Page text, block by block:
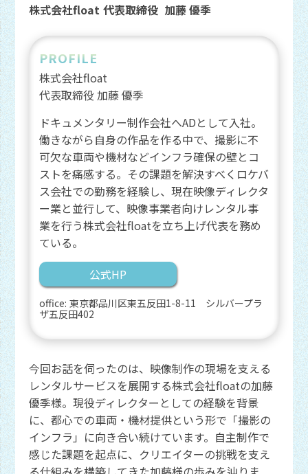
株式会社float 代表取締役 加藤 優季
PROFILE
株式会社float
代表取締役 加藤 優季
ドキュメンタリー制作会社へADとして入社。
働きながら自身の作品を作る中で、撮影に不
可欠な車両や機材などインフラ確保の壁とコ
ストを痛感する。その課題を解決すべくロケバ
ス会社での勤務を経験し、現在映像ディレクタ
ー業と並行して、映像事業者向けレンタル事
業を行う株式会社floatを立ち上げ代表を務め
ている。
公式HP
office: 東京都品川区東五反田1-8-11 シルバープラ
ザ五反田402
今回お話を伺ったのは、映像制作の現場を支える
レンタルサービスを展開する株式会社floatの加藤
優季様。現役ディレクターとしての経験を背景
に、都心での車両・機材提供という形で「撮影の
インフラ」に向き合い続けています。自主制作で
感じた課題を起点に、クリエイターの挑戦を支え